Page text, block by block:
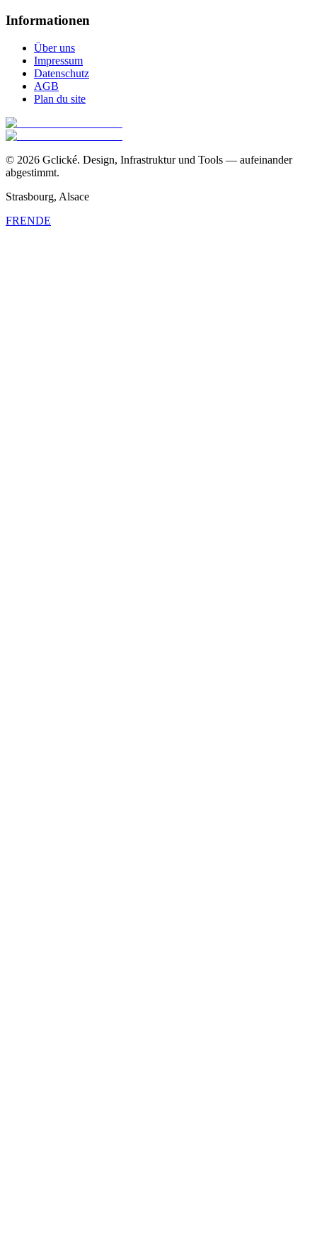
Informationen
Über uns
Impressum
Datenschutz
AGB
Plan du site
© 2026 Gclické. Design, Infrastruktur und Tools — aufeinander
abgestimmt.
Strasbourg, Alsace
FRENDE